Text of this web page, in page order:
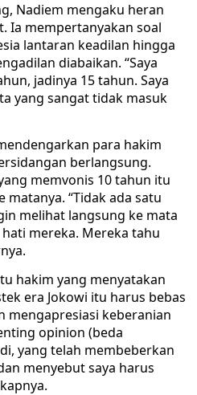
Nadiem mengaku heran
Ia mempertanyakan soal
lantaran keadilan hingga
diabaikan. “Saya
jadinya 15 tahun. Saya
yang sangat tidak masuk
para hakim
berlangsung.
memvonis 10 tahun itu
“Tidak ada satu
melihat langsung ke mata
mereka. Mereka tahu
hakim yang menyatakan
era Jokowi itu harus bebas
mengapresiasi keberanian
opinion (beda
yang telah membeberkan
menyebut saya harus